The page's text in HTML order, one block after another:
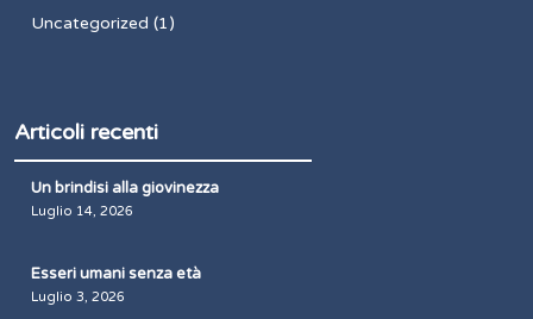
Uncategorized (1)
Articoli recenti
Un brindisi alla giovinezza
Luglio 14, 2026
Esseri umani senza età
Luglio 3, 2026